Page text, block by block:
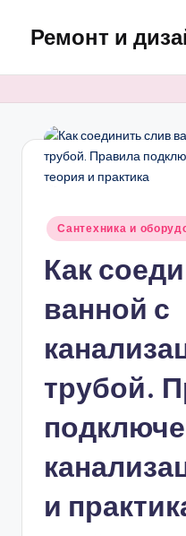
Перейти
содержимому
Ремонт и
практичные
интерьерные
для
ванной
Опубликовано
Сантехника и
Как
ванной с
трубой.
и